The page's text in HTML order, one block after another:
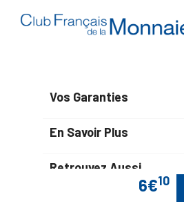
6€10
Vos Garanties
En Savoir Plus
Retrouvez Aussi